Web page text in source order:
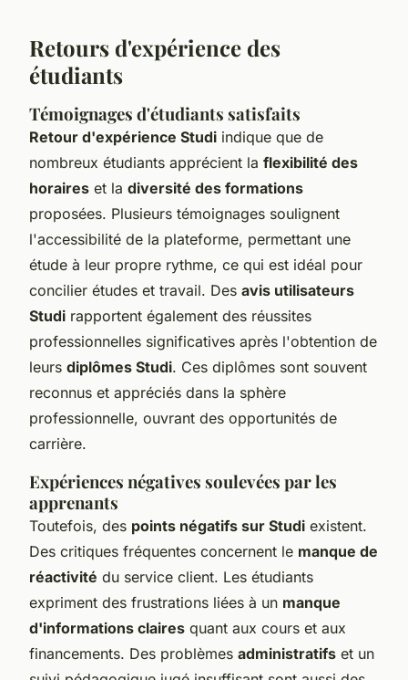
Retours d'expérience des
étudiants
Témoignages d'étudiants satisfaits
Retour d'expérience Studi indique que de
nombreux étudiants apprécient la flexibilité des
horaires et la diversité des formations
proposées. Plusieurs témoignages soulignent
l'accessibilité de la plateforme, permettant une
étude à leur propre rythme, ce qui est idéal pour
concilier études et travail. Des avis utilisateurs
Studi rapportent également des réussites
professionnelles significatives après l'obtention de
leurs diplômes Studi. Ces diplômes sont souvent
reconnus et appréciés dans la sphère
professionnelle, ouvrant des opportunités de
carrière.
Expériences négatives soulevées par les
apprenants
Toutefois, des points négatifs sur Studi existent.
Des critiques fréquentes concernent le manque de
réactivité du service client. Les étudiants
expriment des frustrations liées à un manque
d'informations claires quant aux cours et aux
financements. Des problèmes administratifs et un